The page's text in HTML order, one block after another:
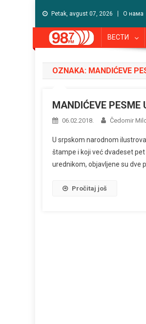
Petak, avgust 07, 2026 О нама
ВЕСТИ
OZNAKA: MANDIĆEVE
MANDIĆEVE PESME
06.02.2018. Čedomir
U srpskom narodnom
štampe i koji već dvadeset
urednikom, objavljene su dve
Pročitaj još